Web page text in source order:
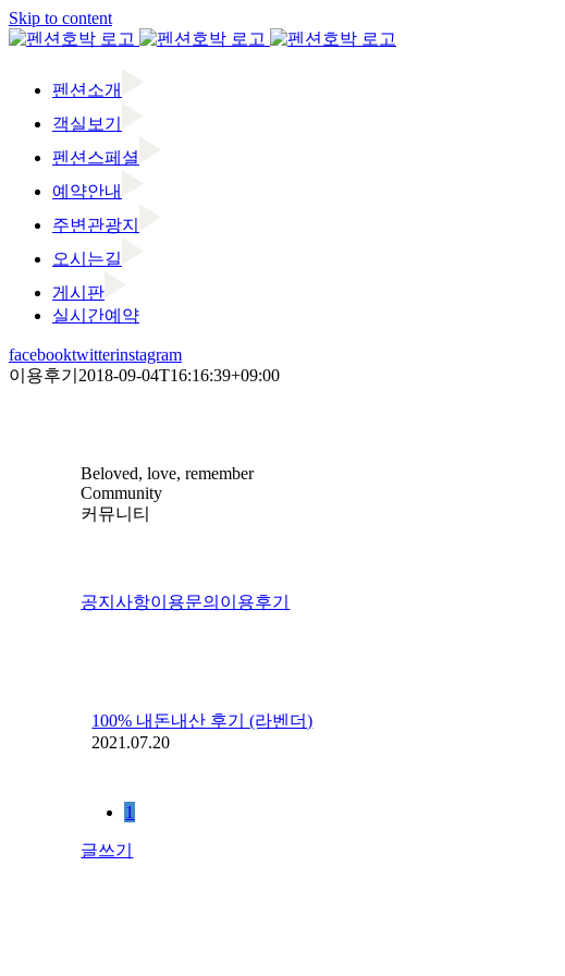
Skip to content
펜션소개
객실보기
펜션스페셜
예약안내
주변관광지
오시는길
게시판
실시간예약
facebooktwitterinstagram
이용후기 2018-09-04T16:16:39+09:00
Beloved, love, remember
Community
커뮤니티
공지사항이용문의 이용후기
100% 내돈내산 후기 (라벤더)
2021.07.20
1
글쓰기